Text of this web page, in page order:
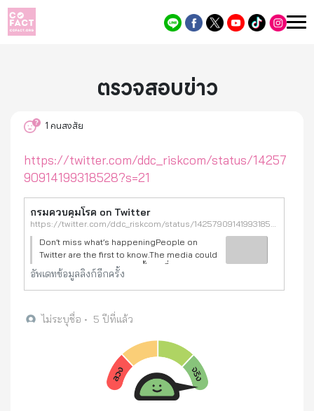
ตรวจสอบข่าว
1คนสงสัย
https://twitter.com/ddc_riskcom/status/14257
90914199318528?s=21
กรมควบคุมโรค on Twitter
https://twitter.com/ddc_riskcom/status/1425790914199318528?s=21
Don’t miss what’s happeningPeople on
Twitter are the first to know.The media could
not be played.Film CXR ครั้งแรกที่ swab จะ
เป็นการประเมินเบื้องต้นได้ผมตรวจสอบแล้วนะครับ
กับทางตำรวจ ทำให้ทราบว่าน้องสา
อัพเดทข้อมูลลิงก์อีกครั้ง
ไม่ระบุชื่อ • 5 ปีที่แล้ว